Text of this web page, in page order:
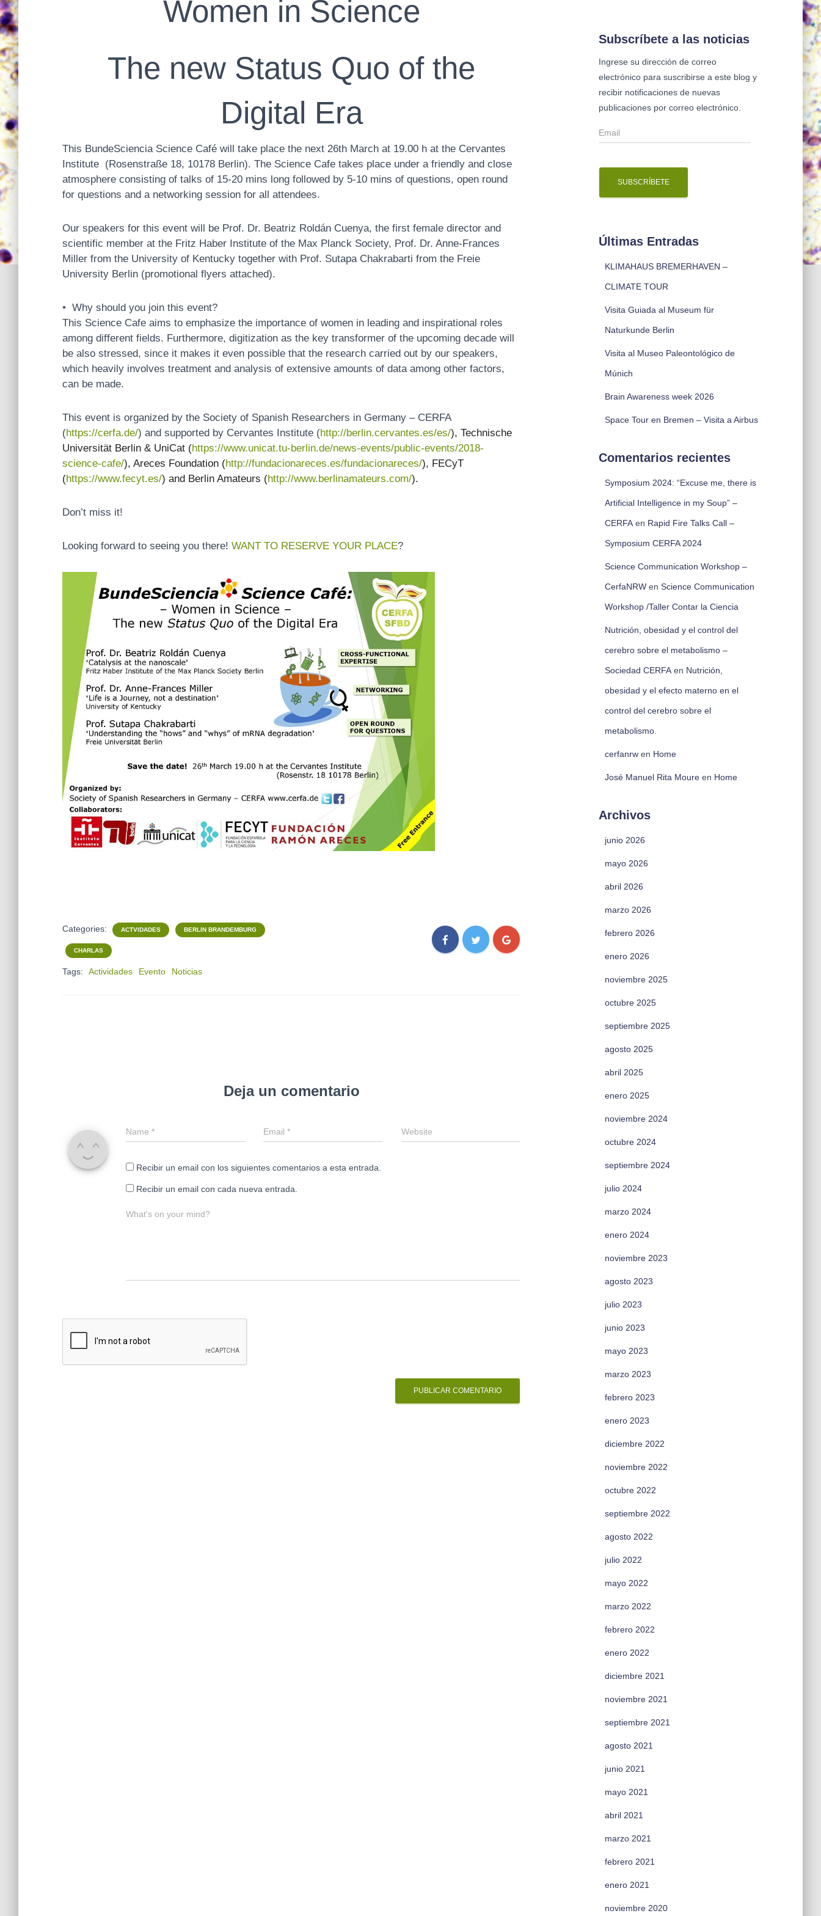
Women in Science
The new Status Quo of the
Digital Era
This BundeSciencia Science Café will take place the next 26th March at 19.00 h at the Cervantes
Institute (Rosenstraße 18, 10178 Berlin). The Science Cafe takes place under a friendly and close
atmosphere consisting of talks of 15-20 mins long followed by 5-10 mins of questions, open round
for questions and a networking session for all attendees.
Our speakers for this event will be Prof. Dr. Beatriz Roldán Cuenya, the first female director and
scientific member at the Fritz Haber Institute of the Max Planck Society, Prof. Dr. Anne-Frances
Miller from the University of Kentucky together with Prof. Sutapa Chakrabarti from the Freie
University Berlin (promotional flyers attached).
• Why should you join this event?
This Science Cafe aims to emphasize the importance of women in leading and inspirational roles
among different fields. Furthermore, digitization as the key transformer of the upcoming decade will
be also stressed, since it makes it even possible that the research carried out by our speakers,
which heavily involves treatment and analysis of extensive amounts of data among other factors,
can be made.
This event is organized by the Society of Spanish Researchers in Germany – CERFA
(https://cerfa.de/) and supported by Cervantes Institute (http://berlin.cervantes.es/es/), Technische
Universität Berlin & UniCat (https://www.unicat.tu-berlin.de/news-events/public-events/2018-
science-cafe/), Areces Foundation (http://fundacionareces.es/fundacionareces/), FECyT
(https://www.fecyt.es/) and Berlin Amateurs (http://www.berlinamateurs.com/).
Don’t miss it!
Looking forward to seeing you there! WANT TO RESERVE YOUR PLACE?
Categories: ACTVIDADES BERLIN BRANDEMBURG
CHARLAS
Tags: Actividades Evento Noticias
Deja un comentario
Name * Email* Website
Recibir un email con los siguientes comentarios a esta entrada.
Recibir un email con cada nueva entrada.
What's on your mind?
a
:
Subscríbete a las noticias
Ingrese su dirección de correo
electrónico para suscribirse a este blog y
recibir notificaciones de nuevas
publicaciones por correo electrónico.
E
m
Últimas Entradas
KLIMAHAUS BREMERHAVEN –
CLIMATE TOUR
Visita Guiada al Museum für
Naturkunde Berlin
Visita al Museo Paleontológico de
Múnich
Brain Awareness week 2026
Space Tour en Bremen – Visita a Airbus
Comentarios recientes
Symposium 2024: “Excuse me, there is
Artificial Intelligence in my Soup” –
CERFAen Rapid Fire Talks Call –
Symposium CERFA 2024
Science Communication Workshop –
CerfaNRWen Science Communication
Workshop /Taller Contar la Ciencia
Nutrición, obesidad y el control del
cerebro sobre el metabolismo –
Sociedad CERFAen Nutrición,
obesidad y el efecto materno en el
control del cerebro sobre el
metabolismo.
cerfanrwen Home
José Manuel Rita Moureen Home
Archivos
junio 2026
mayo 2026
abril 2026
marzo 2026
febrero 2026
enero 2026
noviembre 2025
octubre 2025
septiembre 2025
agosto 2025
abril 2025
enero 2025
noviembre 2024
octubre 2024
septiembre 2024
julio 2024
marzo 2024
enero 2024
noviembre 2023
agosto 2023
julio 2023
junio 2023
mayo 2023
marzo 2023
febrero 2023
enero 2023
diciembre 2022
noviembre 2022
octubre 2022
septiembre 2022
agosto 2022
julio 2022
mayo 2022
marzo 2022
febrero 2022
enero 2022
diciembre 2021
noviembre 2021
septiembre 2021
agosto 2021
junio 2021
mayo 2021
abril 2021
marzo 2021
febrero 2021
enero 2021
noviembre 2020